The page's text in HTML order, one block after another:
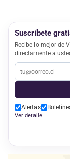
Suscríbete
Recibe lo mejor de
directamente a
Alertas
Ver detalle